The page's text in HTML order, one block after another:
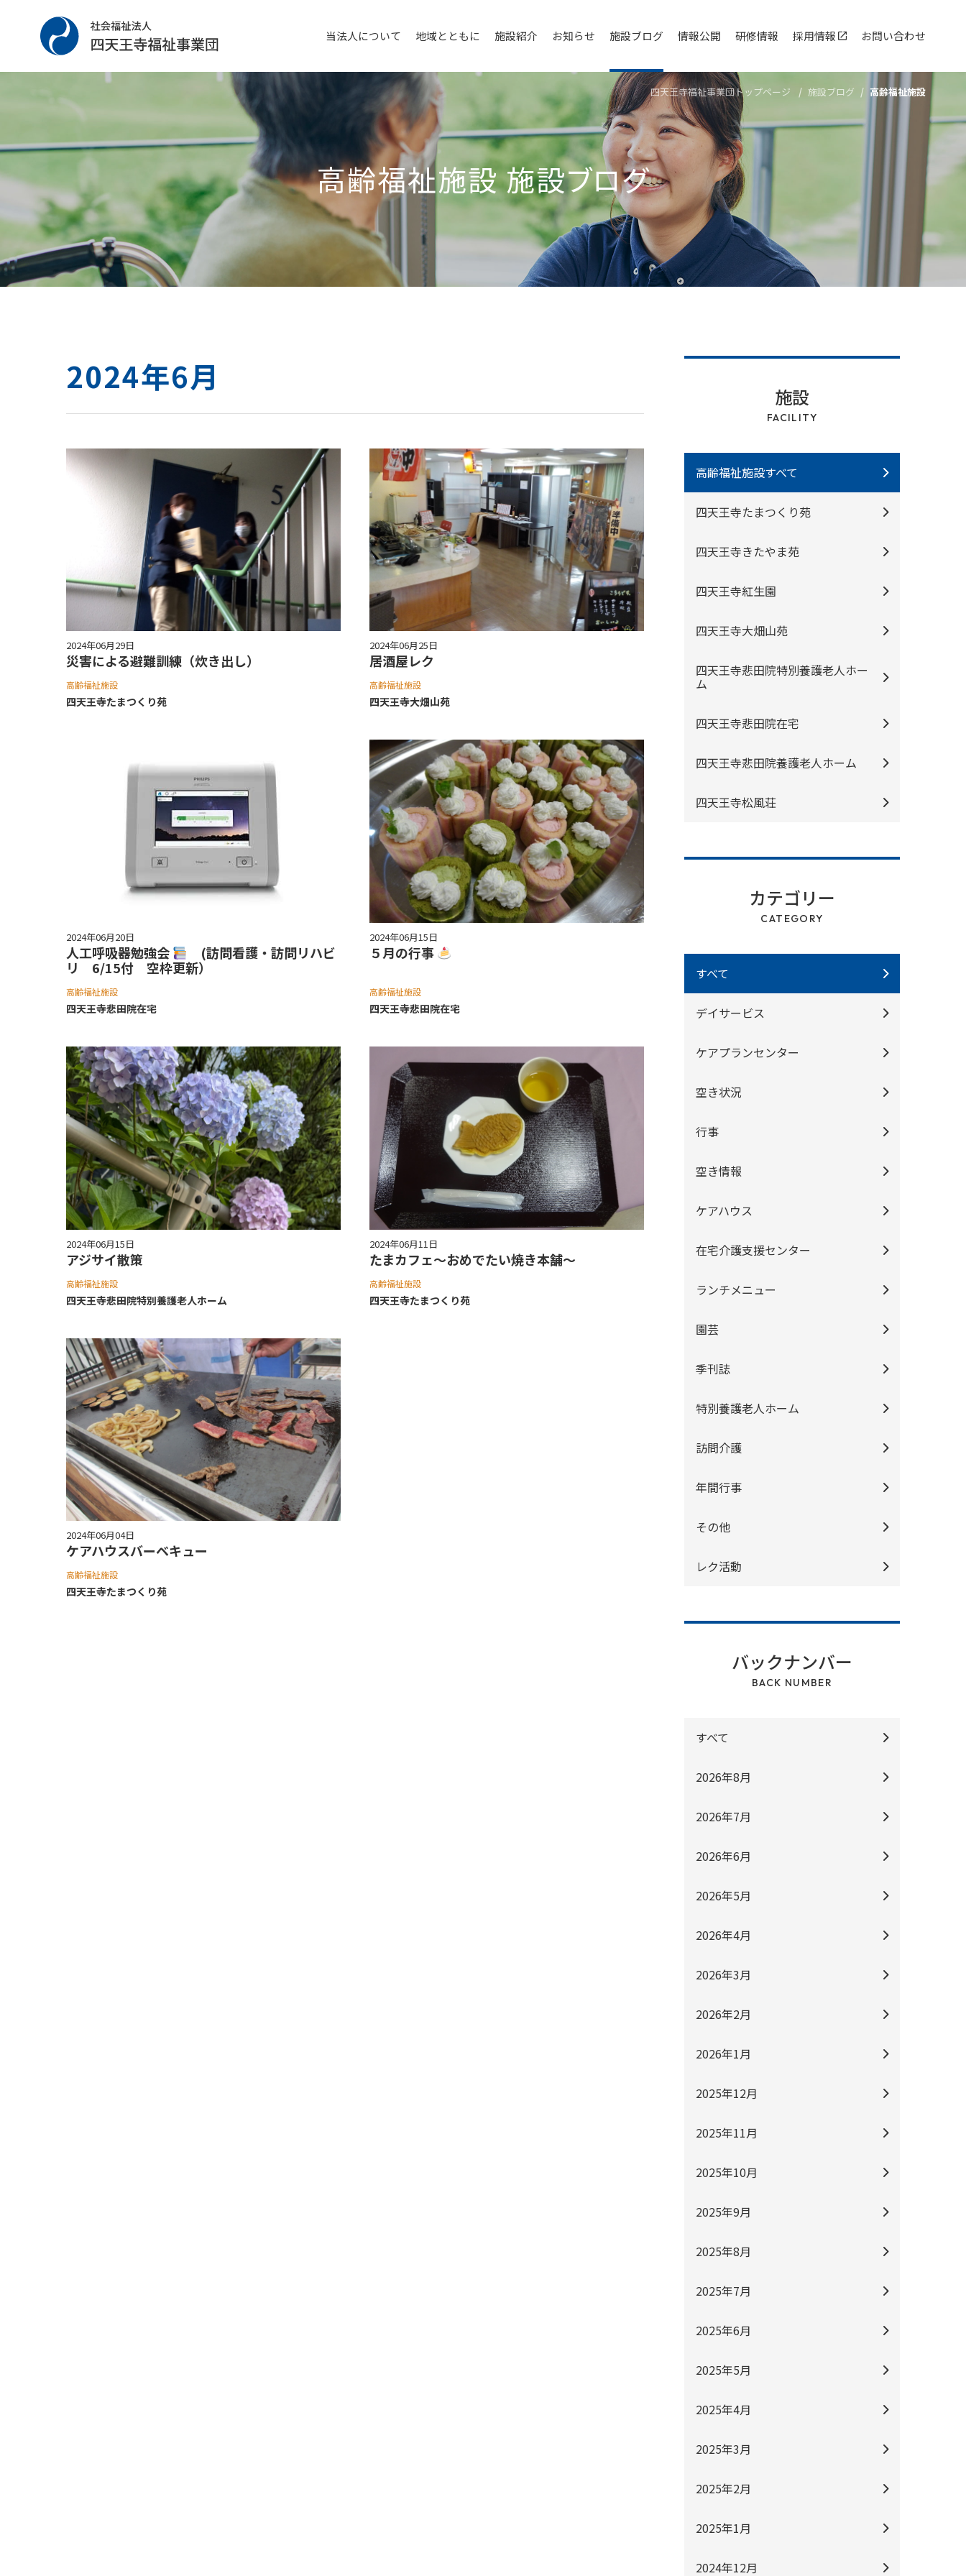
当法人について 地域とともに 施設紹介 お知らせ 施設ブログ 情報公開 研修情報 採用情報 お問い合わせ
四天王寺福祉事業団トップページ 施設ブログ 高齢福祉施設
高齢福祉施設施設ブログ
2024年6月
2024年06月29日
災害による避難訓練（炊き出し）
高齢福祉施設
四天王寺たまつくり苑
2024年06月25日
居酒屋レク
高齢福祉施設
四天王寺⼤畑⼭苑
2024年06月20日
人工呼吸器勉強会
(訪問看護・訪問リハビ
リ 6/15付 空枠更新）
高齢福祉施設
四天王寺悲⽥院在宅
2024年06月15日
５月の行事
高齢福祉施設
四天王寺悲⽥院在宅
2024年06月15日
アジサイ散策
高齢福祉施設
四天王寺悲⽥院特別養護⽼⼈ホーム
2024年06月11日
たまカフェ～おめでたい焼き本舗～
高齢福祉施設
四天王寺たまつくり苑
2024年06月04日
ケアハウスバーベキュー
高齢福祉施設
四天王寺たまつくり苑
施設
FACILITY
高齢福祉施設すべて
四天王寺たまつくり苑
四天王寺きたやま苑
四天王寺紅⽣園
四天王寺⼤畑⼭苑
四天王寺悲⽥院特別養護⽼⼈ホー
ム
四天王寺悲⽥院在宅
四天王寺悲⽥院養護⽼⼈ホーム
四天王寺松⾵荘
カテゴリー
CATEGORY
すべて
デイサービス
ケアプランセンター
空き状況
行事
空き情報
ケアハウス
在宅介護支援センター
ランチメニュー
園芸
季刊誌
特別養護老人ホーム
訪問介護
年間行事
その他
レク活動
バックナンバー
BACK NUMBER
すべて
2026年8月
2026年7月
2026年6月
2026年5月
2026年4月
2026年3月
2026年2月
2026年1月
2025年12月
2025年11月
2025年10月
2025年9月
2025年8月
2025年7月
2025年6月
2025年5月
2025年4月
2025年3月
2025年2月
2025年1月
2024年12月